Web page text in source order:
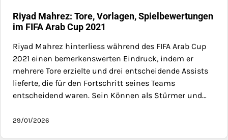
Riyad Mahrez: Tore, Vorlagen, Spielbewertungen
im FIFA Arab Cup 2021
Riyad Mahrez hinterliess während des FIFA Arab Cup
2021 einen bemerkenswerten Eindruck, indem er
mehrere Tore erzielte und drei entscheidende Assists
lieferte, die für den Fortschritt seines Teams
entscheidend waren. Sein Können als Stürmer und…
29/01/2026